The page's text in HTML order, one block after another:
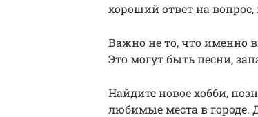
хороший ответ на
Важно не то, что именно
Это могут быть песни,
Найдите новое хобби,
любимые места в городе.